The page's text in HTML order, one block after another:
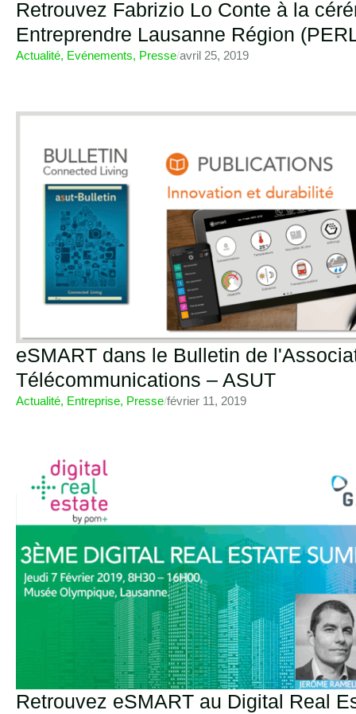
Retrouvez Fabrizio Lo Conte à la
Entreprendre Lausanne Région
Actualité, Evénements, Presse/avril 25, 2019
eSMART dans le Bulletin de
Télécommunications – ASUT
Actualité, Entreprise, Presse/février 11, 2019
Retrouvez eSMART au Digital Real